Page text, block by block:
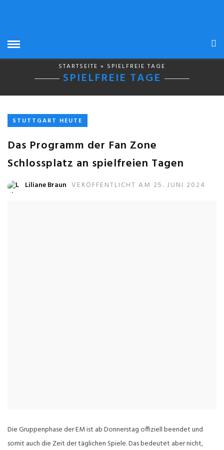
STARTSEITE » SPIELFREIE TAGE
SPIELFREIE TAGE
STUTTGART HEUTE
Das Programm der Fan Zone
Schlossplatz an spielfreien Tagen
Liliane Braun VERÖFFENTLICHT AM 25. JUNI 2024
Die Gruppenphase der EM ist ab Donnerstag offiziell beendet und
somit auch die Zeit der täglichen Spiele. Das bedeutet aber nicht,